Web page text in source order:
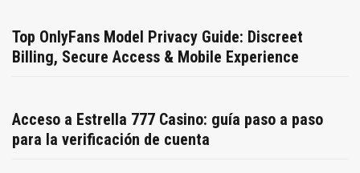
Top OnlyFans Model Privacy Guide: Discreet
Billing, Secure Access & Mobile Experience
Acceso a Estrella 777 Casino: guía paso a paso
para la verificación de cuenta